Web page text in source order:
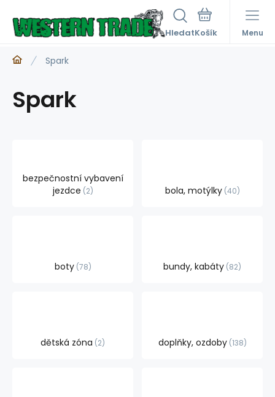
Hledat Menu
Spark
Spark
bezpečnostní vybavení
jezdce 2 bola, motýlky 40
boty 78 bundy, kabáty 82
dětská zóna 2 doplňky, ozdoby 138